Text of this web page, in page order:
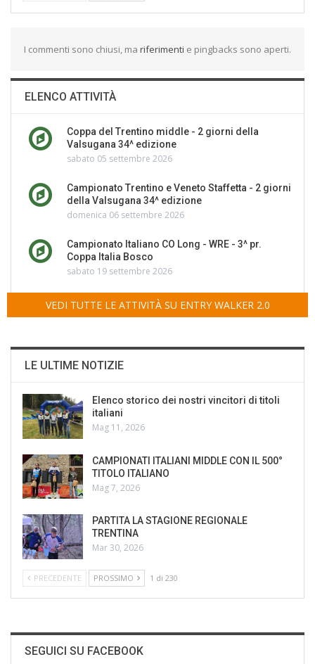
I commenti sono chiusi, ma riferimenti e pingbacks sono aperti.
ELENCO ATTIVITÀ
Coppa del Trentino middle - 2 giorni della
Valsugana 34^ edizione
sabato 05 settembre 2026
Campionato Trentino e Veneto Staffetta - 2 giorni
della Valsugana 34^ edizione
domenica 06 settembre 2026
Campionato Italiano CO Long - WRE - 3^ pr.
Coppa Italia Bosco
sabato 19 settembre 2026
VEDI TUTTE LE ATTIVITÀ SU ENTRY WALKER 2.0
LE ULTIME NOTIZIE
Elenco storico dei nostri vincitori di titoli
italiani
Mag 11, 2026
CAMPIONATI ITALIANI MIDDLE CON IL 500°
TITOLO ITALIANO
Mag 7, 2026
PARTITA LA STAGIONE REGIONALE
TRENTINA
Mar 30, 2026
PRECEDENTE PROSSIMO 1 di 230
SEGUICI SU FACEBOOK